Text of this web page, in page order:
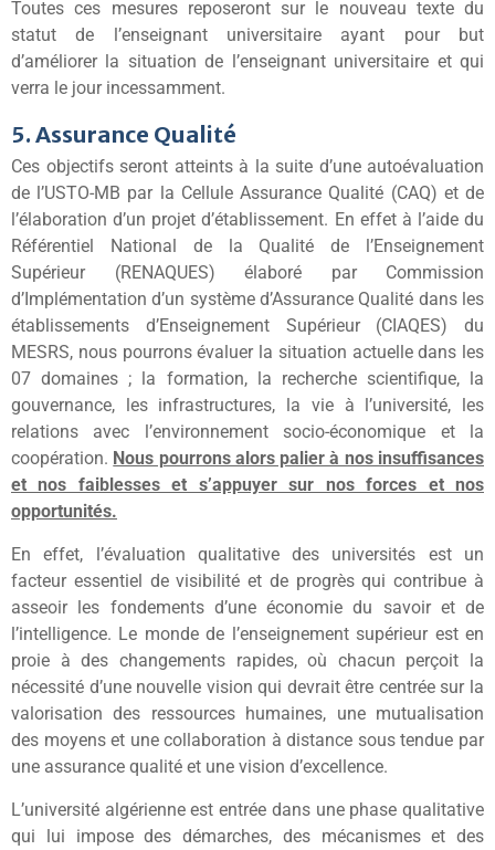
Toutes ces mesures reposeront sur le nouveau texte du
statut de l’enseignant universitaire ayant pour but
d’améliorer la situation de l’enseignant universitaire et qui
verra le jour incessamment.
5. Assurance Qualité
Ces objectifs seront atteints à la suite d’une autoévaluation
de l’USTO-MB par la Cellule Assurance Qualité (CAQ) et de
l’élaboration d’un projet d’établissement. En effet à l’aide du
Référentiel National de la Qualité de l’Enseignement
Supérieur (RENAQUES) élaboré par Commission
d’Implémentation d’un système d’Assurance Qualité dans les
établissements d’Enseignement Supérieur (CIAQES) du
MESRS, nous pourrons évaluer la situation actuelle dans les
07 domaines ; la formation, la recherche scientifique, la
gouvernance, les infrastructures, la vie à l’université, les
relations avec l’environnement socio-économique et la
coopération. Nous pourrons alors palier à nos insuffisances
et nos faiblesses et s’appuyer sur nos forces et nos
opportunités.
En effet, l’évaluation qualitative des universités est un
facteur essentiel de visibilité et de progrès qui contribue à
asseoir les fondements d’une économie du savoir et de
l’intelligence. Le monde de l’enseignement supérieur est en
proie à des changements rapides, où chacun perçoit la
nécessité d’une nouvelle vision qui devrait être centrée sur la
valorisation des ressources humaines, une mutualisation
des moyens et une collaboration à distance sous tendue par
une assurance qualité et une vision d’excellence.
L’université algérienne est entrée dans une phase qualitative
qui lui impose des démarches, des mécanismes et des